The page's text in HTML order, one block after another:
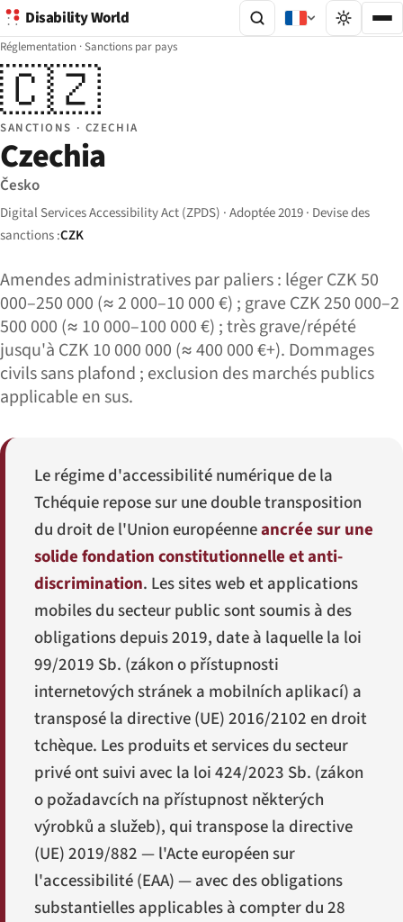
Disability World
Réglementation ·Sanctions par pays
🇨🇿
SANCTIONS · CZECHIA
Czechia
Česko
Digital Services Accessibility Act (ZPDS) · Adoptée 2019 · Devise des
sanctions :CZK
Amendes administratives par paliers : léger CZK 50
000–250 000 (≈ 2 000–10 000 €) ; grave CZK 250 000–2
500 000 (≈ 10 000–100 000 €) ; très grave/répété
jusqu'à CZK 10 000 000 (≈ 400 000 €+). Dommages
civils sans plafond ; exclusion des marchés publics
applicable en sus.
Le régime d'accessibilité numérique de la
Tchéquie repose sur une double transposition
du droit de l'Union européenneancrée sur une
solide fondation constitutionnelle et anti-
discrimination. Les sites web et applications
mobiles du secteur public sont soumis à des
obligations depuis 2019, date à laquelle la loi
99/2019 Sb. (zákon o přístupnosti
internetových stránek a mobilních aplikací) a
transposé la directive (UE) 2016/2102 en droit
tchèque. Les produits et services du secteur
privé ont suivi avec la loi 424/2023 Sb. (zákon
o požadavcích na přístupnost některých
výrobků a služeb), qui transpose la directive
(UE) 2019/882 — l'Acte européen sur
l'accessibilité (EAA) — avec des obligations
substantielles applicables à compter du 28